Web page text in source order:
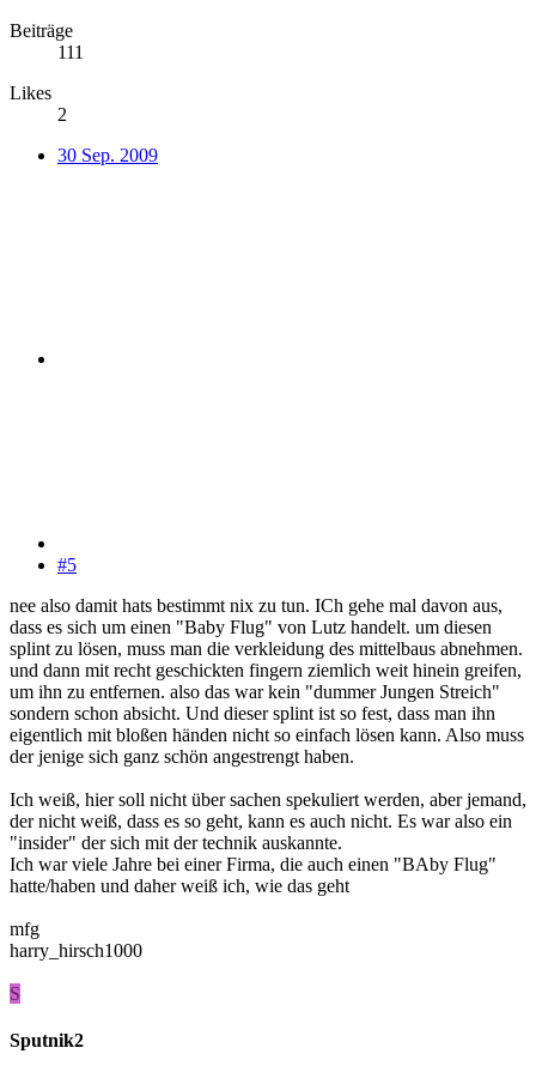
Beiträge
111
Likes
2
30 Sep. 2009
#5
nee also damit hats bestimmt nix zu tun. ICh gehe mal davon aus,
dass es sich um einen "Baby Flug" von Lutz handelt. um diesen
splint zu lösen, muss man die verkleidung des mittelbaus abnehmen.
und dann mit recht geschickten fingern ziemlich weit hinein greifen,
um ihn zu entfernen. also das war kein "dummer Jungen Streich"
sondern schon absicht. Und dieser splint ist so fest, dass man ihn
eigentlich mit bloßen händen nicht so einfach lösen kann. Also muss
der jenige sich ganz schön angestrengt haben.
Ich weiß, hier soll nicht über sachen spekuliert werden, aber jemand,
der nicht weiß, dass es so geht, kann es auch nicht. Es war also ein
"insider" der sich mit der technik auskannte.
Ich war viele Jahre bei einer Firma, die auch einen "BAby Flug"
hatte/haben und daher weiß ich, wie das geht
mfg
harry_hirsch1000
S
Sputnik2